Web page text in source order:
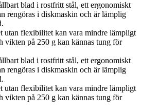
blad i rostfritt stål, ett ergonomiskt
rengöras i diskmaskin och är lämplig
utan flexibilitet kan vara mindre lämpligt
vikten på 250 g kan kännas tung för
blad i rostfritt stål, ett ergonomiskt
rengöras i diskmaskin och är lämplig
utan flexibilitet kan vara mindre lämpligt
vikten på 250 g kan kännas tung för